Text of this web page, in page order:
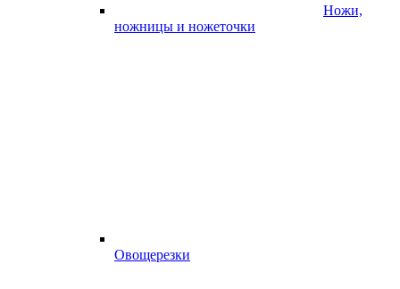
Ножи,
ножницы и ножеточки
Овощерезки